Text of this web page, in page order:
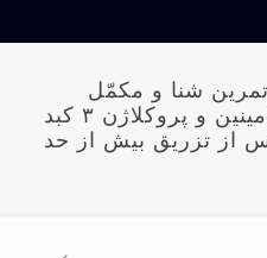
شنا و مکمّل
کورکومین بر بیان ژن لامینین و پروکلاژن ۳ کبد
از تزریق بیش از حد